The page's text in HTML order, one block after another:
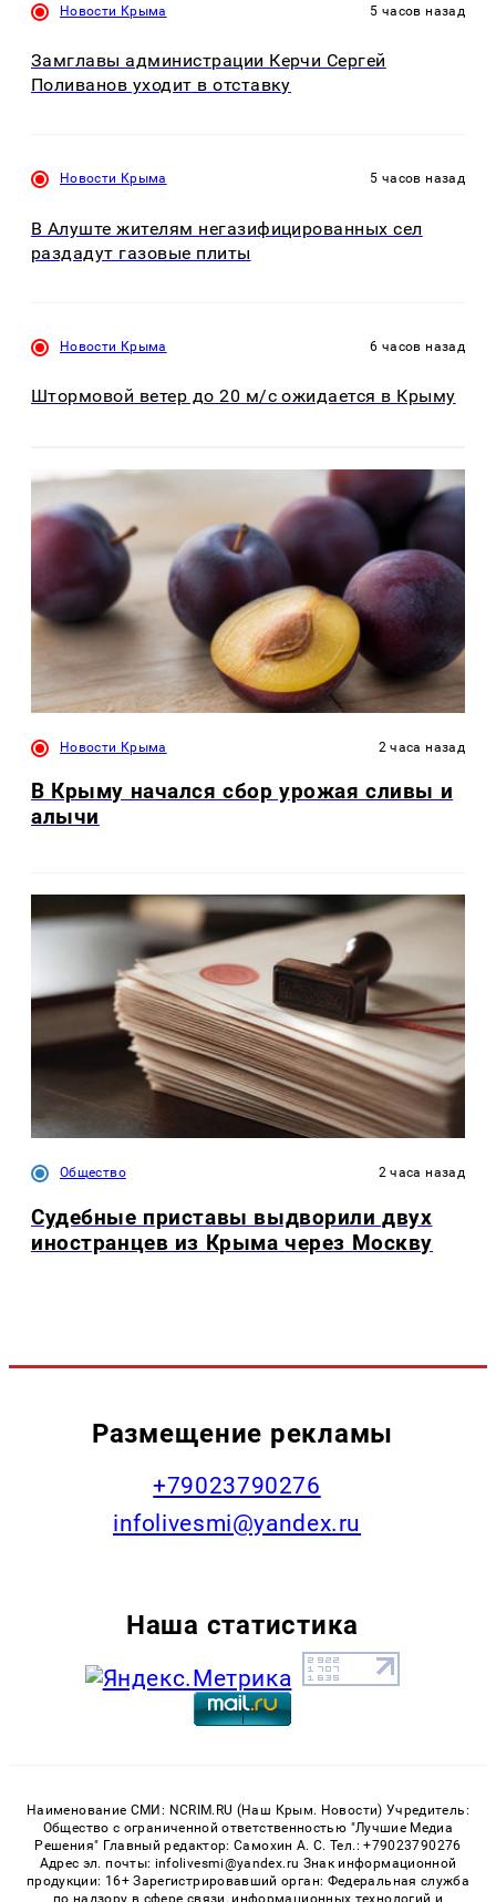
Новости Крыма 5 часов назад
Замглавы администрации Керчи Сергей
Поливанов уходит в отставку
Новости Крыма 5 часов назад
В Алуште жителям негазифицированных сел
раздадут газовые плиты
Новости Крыма 6 часов назад
Штормовой ветер до 20 м/с ожидается в Крыму
Новости Крыма 2 часа назад
В Крыму начался сбор урожая сливы и
алычи
Общество 2 часа назад
Судебные приставы выдворили двух
иностранцев из Крыма через Москву
Размещение рекламы
+79023790276
infolivesmi@yandex.ru
Наша статистика
Наименование СМИ: NCRIM.RU (Наш Крым. Новости) Учредитель:
Общество с ограниченной ответственностью "Лучшие Медиа
Решения" Главный редактор: Самохин А. С. Тел.: +79023790276
Адрес эл. почты: infolivesmi@yandex.ru Знак информационной
продукции: 16+ Зарегистрировавший орган: Федеральная служба
по надзору в сфере связи, информационных технологий и